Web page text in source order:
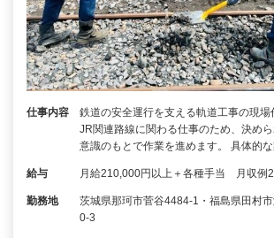
仕事内容
鉄道の安全運行を支える軌道工事の現場
JR関連路線に関わる仕事のため、決め
意識のもとで作業を進めます。 具体的
給与 月給210,000円以上＋各種手当 月収例
勤務地
茨城県那珂市菅谷4484-1・福島県田村
0-3